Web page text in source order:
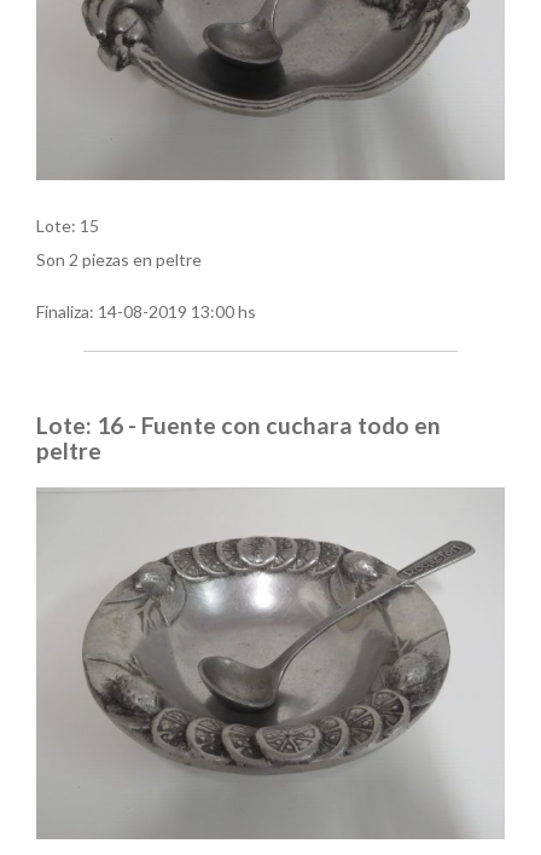
Lote: 15
Son 2 piezas en peltre
Finaliza: 14-08-2019 13:00 hs
Lote: 16 - Fuente con cuchara todo en
peltre